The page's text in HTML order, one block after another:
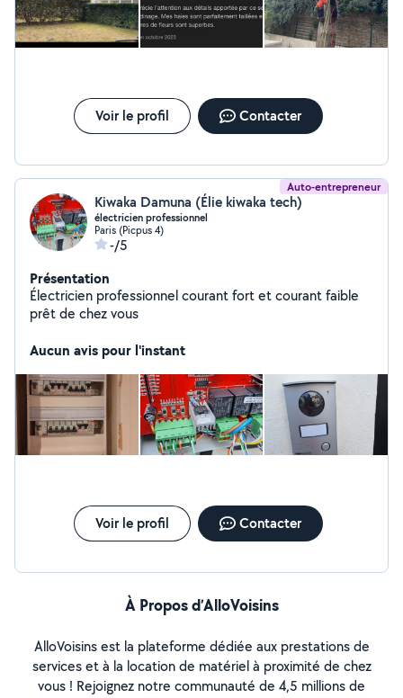
Voir le profil Contacter
Auto-entrepreneur
Kiwaka Damuna (Élie kiwaka tech)
électricien professionnel
Paris (Picpus 4)
-/5
Présentation
Électricien professionnel courant fort et courant faible
prêt de chez vous
Aucun avis pour l'instant
Voir le profil Contacter
À Propos d’AlloVoisins
AlloVoisins est la plateforme dédiée aux prestations de
services et à la location de matériel à proximité de chez
vous ! Rejoignez notre communauté de 4,5 millions de